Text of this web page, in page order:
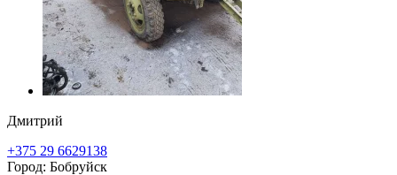
Дмитрий
+375 29 6629138
Город: Бобруйск